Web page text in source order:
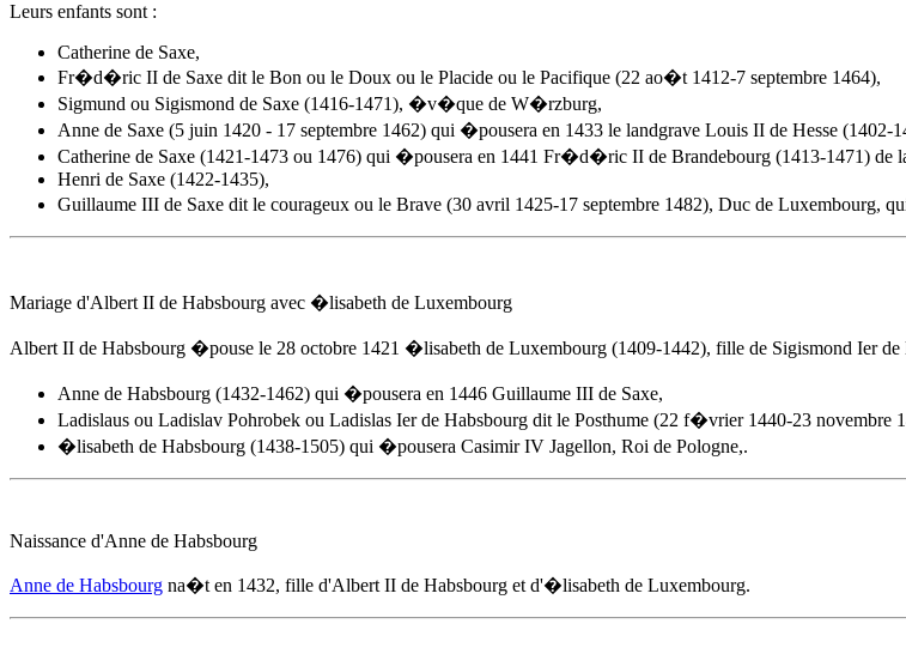
Leurs enfants sont :
Catherine de Saxe,
Fr�d�ric II de Saxe dit le Bon ou le Doux ou le Placide ou le Pacifique (22 ao�t 1412-7 septembre 1464),
Sigmund ou Sigismond de Saxe (1416-1471), �v�que de W�rzburg,
Anne de Saxe (5 juin 1420 - 17 septembre 1462) qui �pousera en 1433 le landgrave Louis II de Hesse (1402-
Catherine de Saxe (1421-1473 ou 1476) qui �pousera en 1441 Fr�d�ric II de Brandebourg (1413-1471) de
Henri de Saxe (1422-1435),
Guillaume III de Saxe dit le courageux ou le Brave (30 avril 1425-17 septembre 1482), Duc de Luxembourg,
Mariage d'Albert II de Habsbourg avec �lisabeth de Luxembourg
Albert II de Habsbourg �pouse le 28 octobre 1421 �lisabeth de Luxembourg (1409-1442), fille de Sigismond Ier de
Anne de Habsbourg (1432-1462) qui �pousera en 1446 Guillaume III de Saxe,
Ladislaus ou Ladislav Pohrobek ou Ladislas Ier de Habsbourg dit le Posthume (22 f�vrier 1440-23
�lisabeth de Habsbourg (1438-1505) qui �pousera Casimir IV Jagellon, Roi de Pologne,.
Naissance d'Anne de Habsbourg
Anne de Habsbourg na�t en 1432, fille d'Albert II de Habsbourg et d'�lisabeth de Luxembourg.